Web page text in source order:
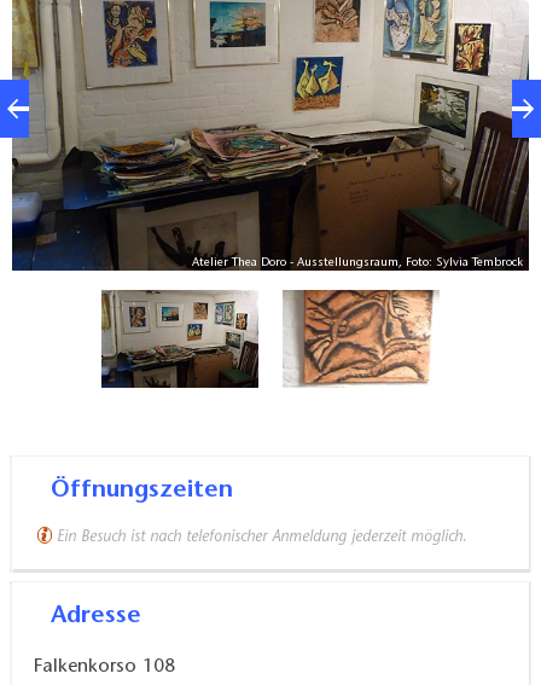
Atelier Thea Doro - Ausstellungsraum, Foto: Sylvia Tembrock
Öffnungszeiten
Ein Besuch ist nach telefonischer Anmeldung jederzeit möglich.
Adresse
Falkenkorso 108